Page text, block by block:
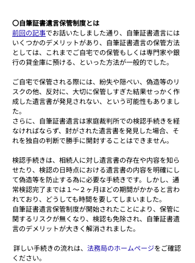
〇自筆証書遺言保管制度とは
前回の記事でお話いたしました通り、自筆証書遺言には
いくつかのデメリットがあり、自筆証書遺言の保管方法
としては、これまでご自宅での保管もしくは専門家や銀
行の貸金庫に預ける、といった方法が一般的でした。
ご自宅で保管される際には、紛失や隠ぺい、偽造等のリ
スクの他、反対に、大切に保管しすぎた結果せっかく作
成した遺言書が発見されない、という可能性もありまし
た。
さらに、自筆証書遺言は家庭裁判所での検認手続きを経
なければならず、封がされた遺言書を発見した場合、そ
れを独自の判断で勝手に開封することはできません。
検認手続きは、相続人に対し遺言書の存在や内容を知ら
せたり、検認の日時点における遺言書の内容を明確にし
て偽造等を防止する為に必要な手続きです。しかし、通
常検認完了までは１～２ヶ月ほどの期間がかかると言わ
れており、どうしても時間を要してしまいました。
自筆証書遺言保管制度が開始されたことにより、保管に
関するリスクが無くなり、検認も免除され、自筆証書遺
言のデメリットが大きく解消されました。
詳しい手続きの流れは、 法務局のホームページをご確認
ください。